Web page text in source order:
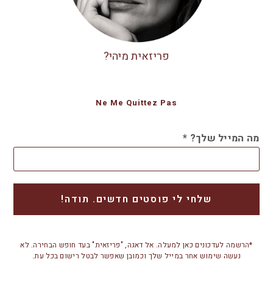
פריזאית מיהי?
Ne Me Quittez Pas
מה המייל שלך? *
*הרשמה לעדכונים כאן למעלה. אל דאגה, "פריזאית" בעד חופש הבחירה. לא
נעשה שימוש אחר במייל שלך וכמובן שאפשר לבטל רישום בכל עת.